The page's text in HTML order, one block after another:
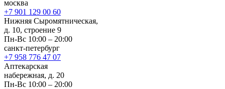
москва
+7 901 129 00 60
Нижняя Сыромятническая,
д. 10, строение 9
Пн-Вс 10:00 – 20:00
санкт-петербург
+7 958 776 47 07
Аптекарская
набережная, д. 20
Пн-Вс 10:00 – 20:00